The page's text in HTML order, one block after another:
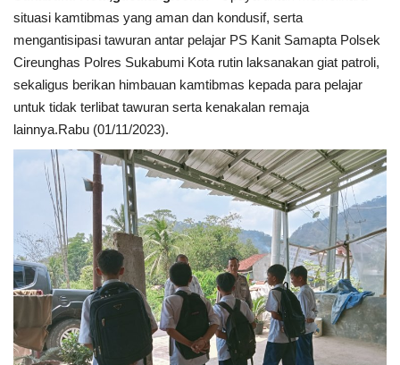
Kesehatan
Layanan Publik
Perempuan/Anak
situasi kamtibmas yang aman dan kondusif, serta
mengantisipasi tawuran antar pelajar PS Kanit Samapta Polsek
Cireunghas Polres Sukabumi Kota rutin laksanakan giat patroli,
sekaligus berikan himbauan kamtibmas kepada para pelajar
untuk tidak terlibat tawuran serta kenakalan remaja
lainnya.Rabu (01/11/2023).